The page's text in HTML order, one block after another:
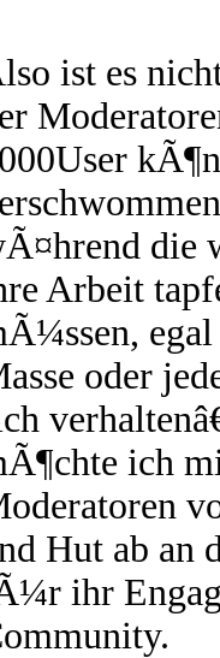
ist es
die
Arbeit
oder
ich
Hut ab an
ihr